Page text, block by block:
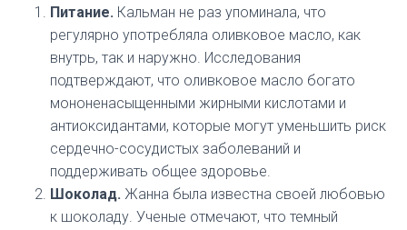
Питание. Кальман не раз упоминала, что
регулярно употребляла оливковое масло, как
внутрь, так и наружно. Исследования
подтверждают, что оливковое масло богато
мононенасыщенными жирными кислотами и
антиоксидантами, которые могут уменьшить риск
сердечно-сосудистых заболеваний и
поддерживать общее здоровье.
Шоколад. Жанна была известна своей любовью
к шоколаду. Ученые отмечают, что темный